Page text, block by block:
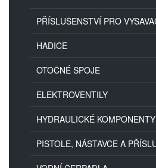
PŘÍSLUŠENSTVÍ PRO
HADICE
OTOČNÉ SPOJE
ELEKTROVENTILY
HYDRAULICKÉ KOMPONENTY
PISTOLE, NÁSTAVCE A